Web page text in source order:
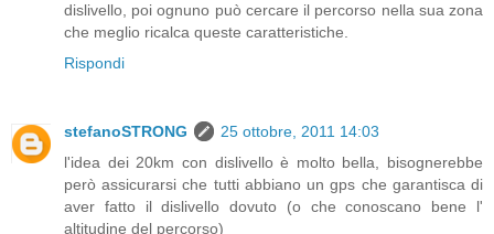
dislivello, poi ognuno può cercare il percorso nella sua zona
che meglio ricalca queste caratteristiche.
Rispondi
stefanoSTRONG
25 ottobre, 2011 14:03
l'idea dei 20km con dislivello è molto bella, bisognerebbe
però assicurarsi che tutti abbiano un gps che garantisca di
aver fatto il dislivello dovuto (o che conoscano bene l'
altitudine del percorso)